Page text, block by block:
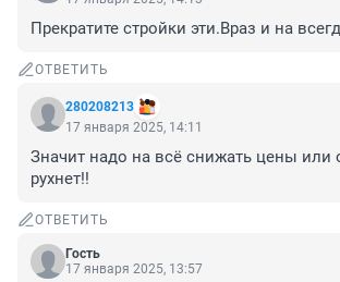
Прекратите стройки эти.Враз и на
ОТВЕТИТЬ
280208213
17 января 2025, 14:11
Значит надо на всё снижать цены или
рухнет!!
ОТВЕТИТЬ
Гость
17 января 2025, 13:57